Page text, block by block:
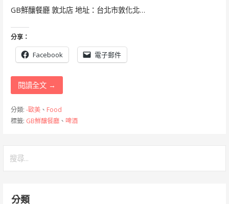
GB鮮釀餐廳 敦北店 地址：台北市敦化北…
分享：
Facebook 電子郵件
閱讀全文 →
分類: -歐美、 Food
標籤: GB鮮釀餐廳、 啤酒
分類